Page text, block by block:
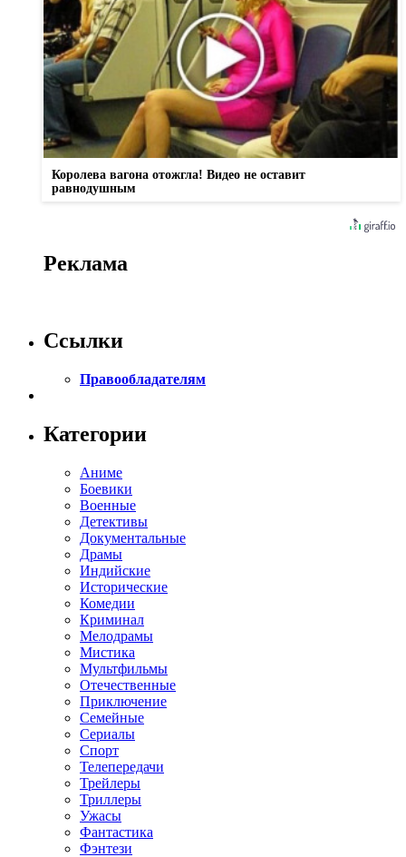
Королева вагона отожгла! Видео не оставит
равнодушным
Реклама
Ссылки
Правообладателям
Категории
Аниме
Боевики
Военные
Детективы
Документальные
Драмы
Индийские
Исторические
Комедии
Криминал
Мелодрамы
Мистика
Мультфильмы
Отечественные
Приключение
Семейные
Сериалы
Спорт
Телепередачи
Трейлеры
Триллеры
Ужасы
Фантастика
Фэнтези